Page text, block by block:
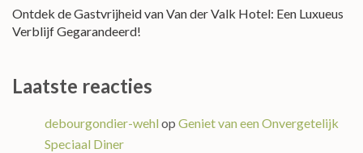
Ontdek de Gastvrijheid van Van der Valk Hotel: Een Luxueus
Verblijf Gegarandeerd!
Laatste reacties
debourgondier-wehl op Geniet van een Onvergetelijk
Speciaal Diner